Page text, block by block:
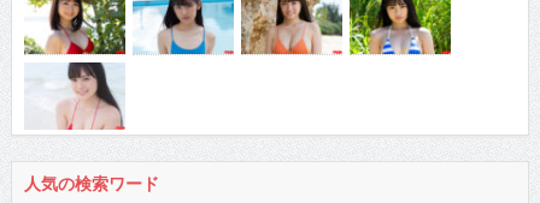
人気の検索ワード